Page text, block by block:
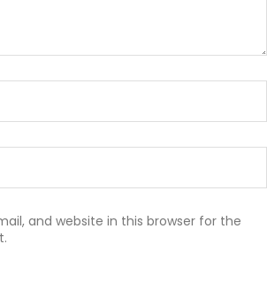
and website in this browser for the